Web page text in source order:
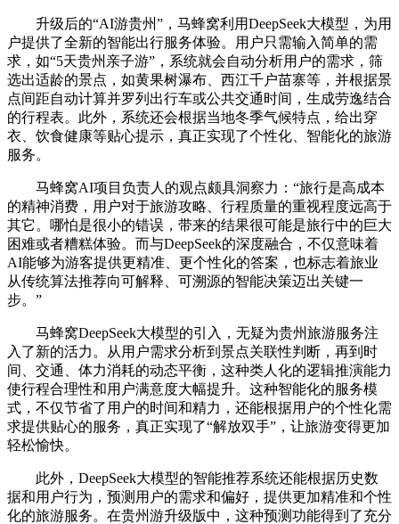
升级后的“AI游贵州”，马蜂窝利用DeepSeek大模型，为用
户提供了全新的智能出行服务体验。用户只需输入简单的需
求，如“5天贵州亲子游”，系统就会自动分析用户的需求，筛
选出适龄的景点，如黄果树瀑布、西江千户苗寨等，并根据景
点间距自动计算并罗列出行车或公共交通时间，生成劳逸结合
的行程表。此外，系统还会根据当地冬季气候特点，给出穿
衣、饮食健康等贴心提示，真正实现了个性化、智能化的旅游
服务。
马蜂窝AI项目负责人的观点颇具洞察力：“旅行是高成本
的精神消费，用户对于旅游攻略、行程质量的重视程度远高于
其它。哪怕是很小的错误，带来的结果很可能是旅行中的巨大
困难或者糟糕体验。而与DeepSeek的深度融合，不仅意味着
AI能够为游客提供更精准、更个性化的答案，也标志着旅业
从传统算法推荐向可解释、可溯源的智能决策迈出关键一
步。”
马蜂窝DeepSeek大模型的引入，无疑为贵州旅游服务注
入了新的活力。从用户需求分析到景点关联性判断，再到时
间、交通、体力消耗的动态平衡，这种类人化的逻辑推演能力
使行程合理性和用户满意度大幅提升。这种智能化的服务模
式，不仅节省了用户的时间和精力，还能根据用户的个性化需
求提供贴心的服务，真正实现了“解放双手”，让旅游变得更加
轻松愉快。
此外，DeepSeek大模型的智能推荐系统还能根据历史数
据和用户行为，预测用户的需求和偏好，提供更加精准和个性
化的旅游服务。在贵州游升级版中，这种预测功能得到了充分